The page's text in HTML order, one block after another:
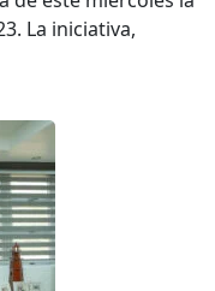
La iniciativa,